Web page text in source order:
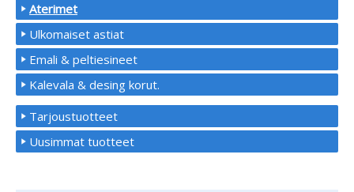
Aterimet
Ulkomaiset astiat
Emali & peltiesineet
Kalevala & desing korut.
Tarjoustuotteet
Uusimmat tuotteet